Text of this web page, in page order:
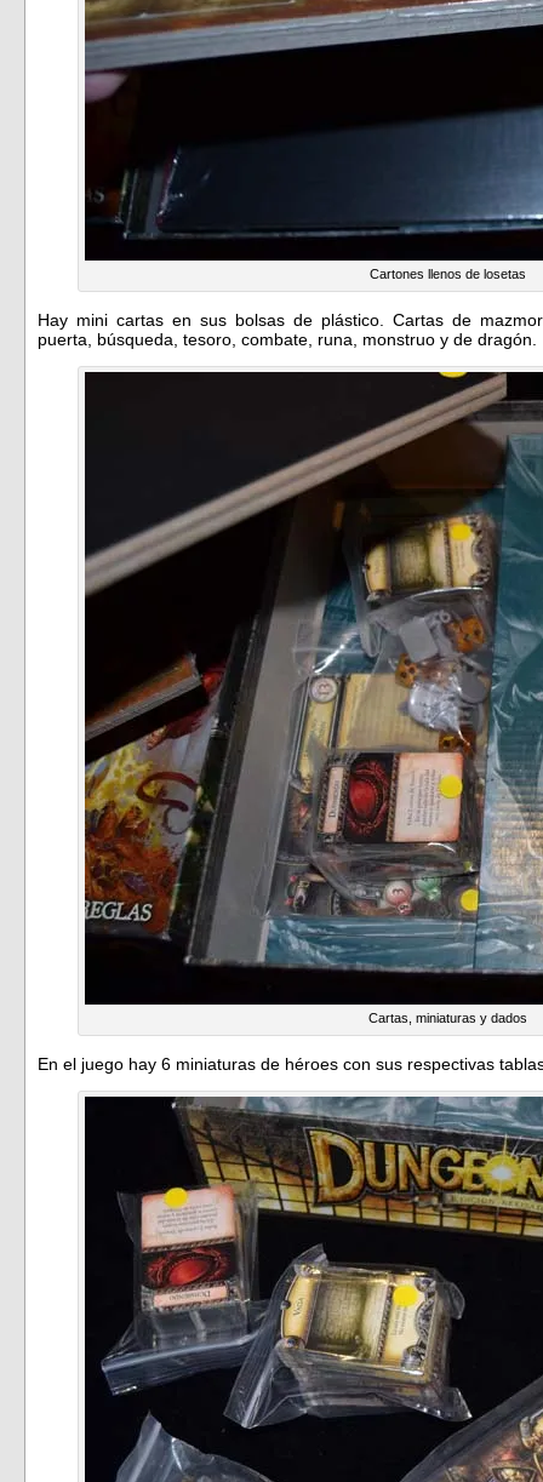
Cartones llenos de losetas
Hay mini cartas en sus bolsas de plástico. Cartas de
puerta, búsqueda, tesoro, combate, runa, monstruo y de dragón.
Cartas, miniaturas y dados
En el juego hay 6 miniaturas de héroes con sus respectivas